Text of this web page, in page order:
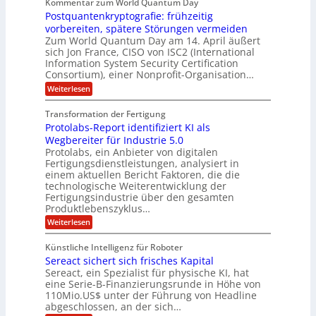
U
S
-
D
o
l
l
a
r
E
M
E
A
u
n
d
L
a
t
e
i
n
a
m
e
r
i
k
a
e
f
C
u
s
t
o
m
e
r
O
ff
c
e
n
e
t
K
o
m
p
e
t
e
n
z
n
t
r
u
m
f
ü
r
3
D
-
D
r
u
c
k
f
t
r
a
g
s
d
ä
m
p
e
f
ü
r
d
e
n
M
a
s
c
h
n
e
n
-
u
n
d
Kommentar zum World Quantum Day
Postquantenkryptografie: frühzeitig
vorbereiten, spätere Störungen vermeiden
Zum World Quantum Day am 14. April äußert
sich Jon France, CISO von ISC2 (International
Information System Security Certification
Consortium), einer Nonprofit-Organisation…
Weiterlesen:
P
s
t
q
u
a
n
t
e
n
k
r
y
p
t
o
g
r
a
f
i
Transformation der Fertigung
Protolabs-Report identifiziert KI als
Wegbereiter für Industrie 5.0
Protolabs, ein Anbieter von digitalen
Fertigungsdienstleistungen, analysiert in
einem aktuellen Bericht Faktoren, die die
technologische Weiterentwicklung der
Fertigungsindustrie über den gesamten
Produktlebenszyklus…
Weiterlesen:
P
o
t
o
l
a
b
s
Künstliche Intelligenz für Roboter
Sereact sichert sich frisches Kapital
Sereact, ein Spezialist für physische KI, hat
eine Serie-B-Finanzierungsrunde in Höhe von
110Mio.US$ unter der Führung von Headline
abgeschlossen, an der sich…